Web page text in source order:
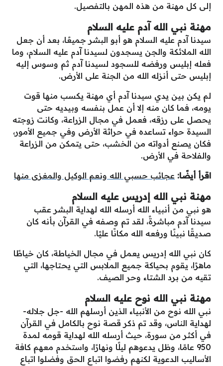
إلى كل مهنة من هذه المهن بالتفصيل.
مهنة نبي الله آدم عليه السلام
سيدنا آدم عليه السلام هو أبو البشر جميعًا، بعد أن جعل
الله الملائكة والجن يسجدون لسيدنا آدم عليه السلام، وما
فعله إبليس ورفضه للسجود لسيدنا آدم ثم وسوس إليه
إبليس حتى أنزله الله من الجنة على الأرض.
لم يكن بين يدي سيدنا آدم أي مهنة يكسب منها قوت
يومه، فما كان منه إلا أن عمل بنفسه وبيديه حتى
يحصل على رزقه، فعمل في مجال الزراعة، وكانت زوجته
السيدة حواء تساعده في حراثة الأرض وفي جميع الأمور،
فكان يصنع أدواته من الخشب، حتى يتمكن من الزراعة
والفلاحة في الأرض.
اقرأ أيضًا: عجائب حسبي الله ونعم الوكيل والمغزى منها
مهنة نبي الله إدريس عليه السلام
هو نبي من أنبياء الله أرسله الله لهداية البشر عقب
سيدنا آدم مباشرةً، لقد تم وصفه في القرآن بأنه كان
صديقًا نبينًا ورفعه الله مكانًا عليًا.
كان نبي الله إدريس يعمل في مجال الخياطة، كان خياطًا
ماهرًا، يقوم بحياكة جميع الملابس التي يحتاجها، التي
تقيه من برد الشتاء وحر الصيف.
مهنة نبي الله نوح عليه السلام
نبي الله نوح من الأنبياء الذين أرسلهم الله -جل جلاله-
لهداية الناس، وقد تم ذكر قصة نوح بالكامل في القرآن
في أكثر من سورة، حيث أرسله الله لهداية قومه لمدة
950 عامًا، وظل يدعوهم ليلًا ونهارًا، واستخدم معهم كافة
الأساليب الدعوية لكنهم رفضوا اتباع الحق وفضلوا اتباع